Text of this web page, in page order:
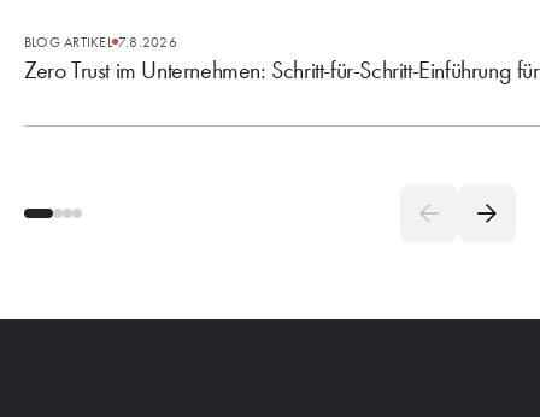
BLOG ARTIKEL 7.8.2026
Zero Trust im Unternehmen: Schritt-für-Schritt-Einführung